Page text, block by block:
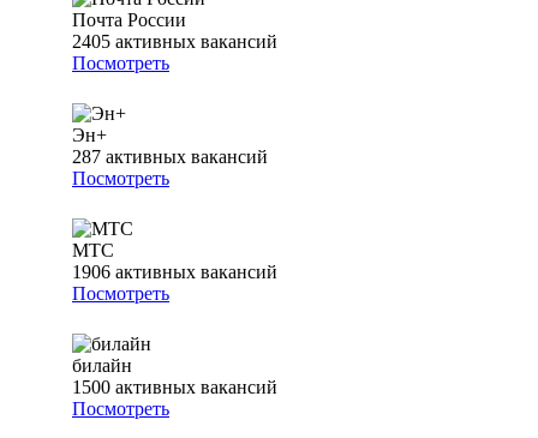
Почта России
2405 активных вакансий
Посмотреть
Эн+
287 активных вакансий
Посмотреть
МТС
1906 активных вакансий
Посмотреть
билайн
1500 активных вакансий
Посмотреть